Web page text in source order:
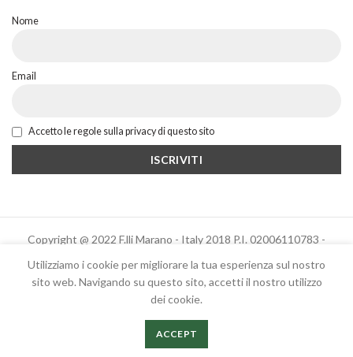
Nome
Email
Accetto le regole sulla privacy di questo sito
Copyright @ 2022 F.lli Marano - Italy 2018 P.I. 02006110783 -
Italiano English
Utilizziamo i cookie per migliorare la tua esperienza sul nostro
sito web. Navigando su questo sito, accetti il ​​nostro utilizzo
dei cookie.
ACCEPT